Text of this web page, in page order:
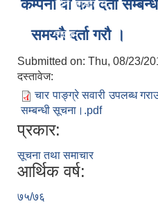
सेवा दिने कार्यालय:
सेवा शुल्क:
कम्पनी वा फर्म दर्ता
समयमै दर्ता गरौ ।
Submitted on: Thu, 08/23/
दस्तावेज:
चार पाङ्ग्रे सवारी उपलब्ध
सम्बन्धी सूचना।.pdf
प्रकार:
सूचना तथा समाचार
आर्थिक वर्ष:
७५/७६